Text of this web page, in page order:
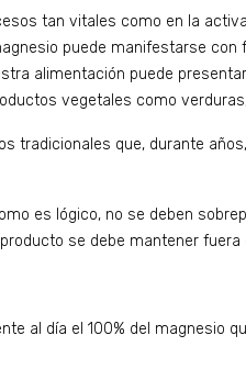
tan vitales como en la
puede manifestarse
alimentación puede
vegetales como
tradicionales que, durante
es lógico, no se deben
se debe mantener
al día el 100% del